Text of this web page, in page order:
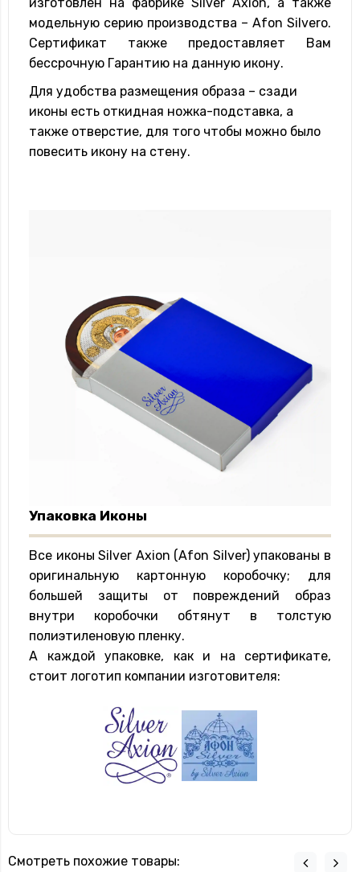
модельную серию производства – Afon Silvero.
Сертификат также предоставляет Вам
бессрочную Гарантию на данную икону.
Для удобства размещения образа – сзади
иконы есть откидная ножка-подставка, а
также отверстие, для того чтобы можно было
повесить икону на стену.
Упаковка Иконы
Все иконы Silver Axion (Afon Silver) упакованы в
оригинальную картонную коробочку; для
большей защиты от повреждений образ
внутри коробочки обтянут в толстую
полиэтиленовую пленку.
А каждой упаковке, как и на сертификате,
стоит логотип компании изготовителя:
Смотреть похожие товары: